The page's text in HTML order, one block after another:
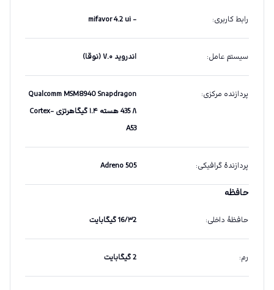
رابط کاربری:
- mifavor 4.2 ui
سیستم عامل: اندروید ۷.۰ (نوقا)
پردازنده مرکزی:
Qualcomm MSM8940 Snapdragon
435 ۸ هسته ۱.۴ گیگاهرتزی Cortex-
A53
پردازندهٔ گرافیکی:
Adreno 505
حافظه
حافظهٔ داخلی: 16/۳2 گیگابایت
رم: 2 گیگابایت